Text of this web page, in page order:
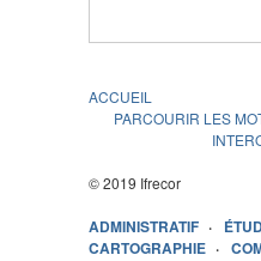
ACCUEIL
PARCOURIR LES
© 2019 Ifrecor
ADMINISTRATIF
CARTOGRAPHIE